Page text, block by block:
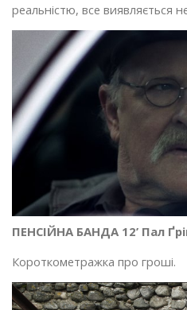
реальністю, все виявляється
ПЕНСІЙНА БАНДА 12’ Пал
Короткометражка про гроші.